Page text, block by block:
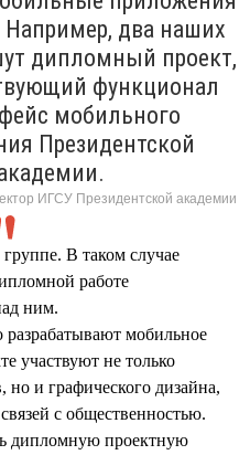
Например, два наших
дипломный проект,
функционал
мобильного
Президентской
ИГСУ Президентской академии
В таком случае
работе
ним.
мобильное
участвуют не только
но и графического дизайна,
с общественностью.
дипломную проектную